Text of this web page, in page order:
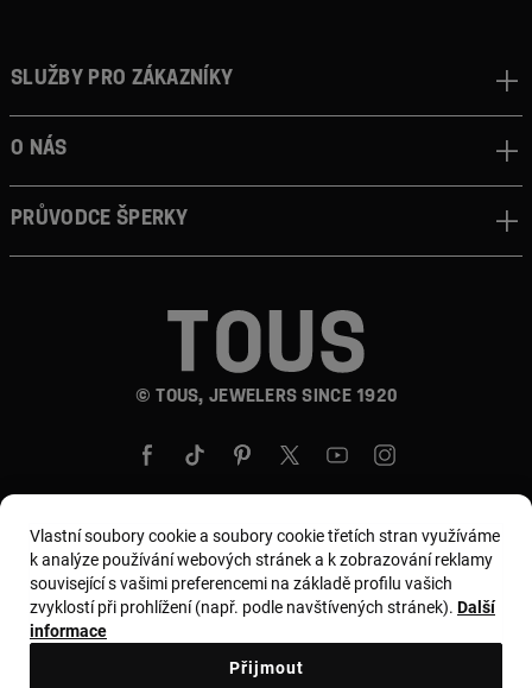
© TOUS, JEWELERS SINCE 1920
Služby pro zákazníky
O nás
Průvodce šperky
Země a měna: Czech Republic / Euro
Všeobecné podmínky
Vlastní soubory cookie a soubory cookie třetích stran využíváme
k analýze používání webových stránek a k zobrazování reklamy
související s vašimi preferencemi na základě profilu vašich
zvyklostí při prohlížení (např. podle navštívených stránek). Další
informace
Přijmout